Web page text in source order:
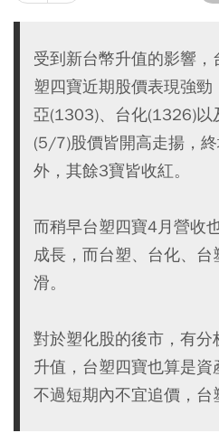
受到新台幣升值的影響
塑四寶近期股價表現強
亞(1303)、台化(1326)以
(5/7)股價皆開高走揚，
外，其餘3寶皆收紅。
而稍早台塑四寶4月營收
成長，而台塑、台化、
滑。
對於塑化股的後市，有
升值，台塑四寶也算是資
不過短期內不宜追價，台